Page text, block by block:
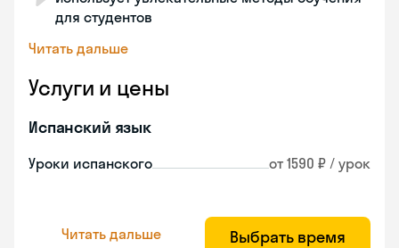
для студентов
Читать дальше
Услуги и цены
Испанский язык
Уроки испанского от 1590 ₽ / урок
Читать дальше Выбрать время